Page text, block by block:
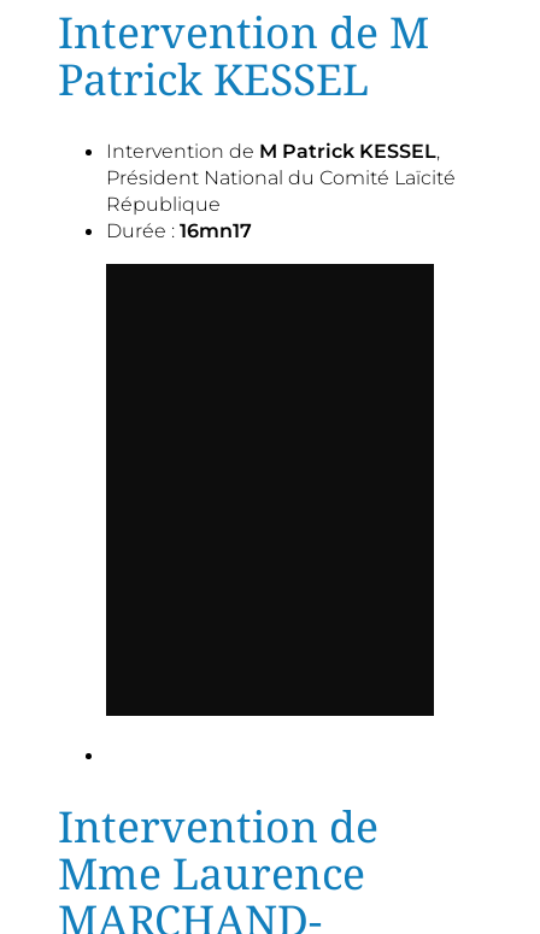
Intervention de M
Patrick KESSEL
Intervention de M Patrick KESSEL,
Président National du Comité Laïcité
République
Durée : 16mn17
Intervention de
Mme Laurence
MARCHAND-